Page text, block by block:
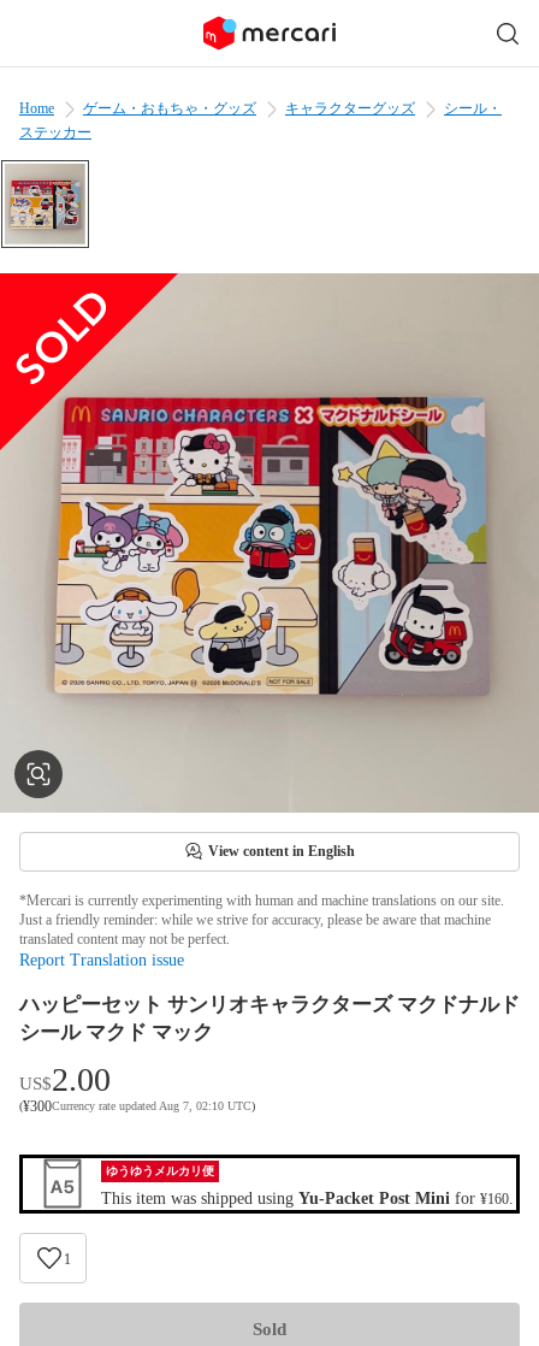
Home ゲーム・おもちゃ・グッズ キャラクターグッズ
シール・
ステッカー
View content in English
*Mercari is currently experimenting with human and machine translations on our site.
Just a friendly reminder: while we strive for accuracy, please be aware that machine
translated content may not be perfect.
Report Translation issue
ハッピーセット サンリオキャラクターズ マクドナルド
シール マクド マック
US$2.00
(¥300Currency rate updated Aug 7, 02:10 UTC)
ゆうゆうメルカリ便
This item was shipped using Yu-Packet Post Mini for ¥160
1
Sold